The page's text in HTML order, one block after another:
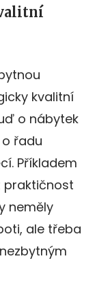
kvalitní
o nábytek
řadu
Příkladem
praktičnost
neměly
ale třeba